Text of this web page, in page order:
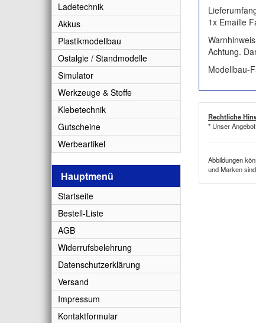
1x Emaille
Warnhinweis
Achtung.
Modellbau-
Rechtliche
* Unser
Abbildungen
und Marken
Ladetechnik
Akkus
Plastikmodellbau
Ostalgie / Standmodelle
Simulator
Werkzeuge & Stoffe
Klebetechnik
Gutscheine
Werbeartikel
Hauptmenü
Startseite
Bestell-Liste
AGB
Widerrufsbelehrung
Datenschutzerklärung
Versand
Impressum
Kontaktformular